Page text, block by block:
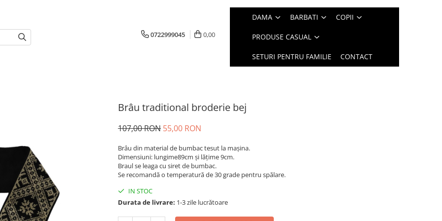
0722999045 0,00
DAMA BARBATI COPII
PRODUSE CASUAL
SETURI PENTRU FAMILIE CONTACT
Brâu traditional broderie bej
107,00 RON 55,00 RON
Brâu din material de bumbac tesut la mașina.
Dimensiuni: lungime89cm și lățime 9cm.
Braul se leaga cu siret de bumbac.
Se recomandă o temperatură de 30 grade pentru spălare.
IN STOC
Durata de livrare: 1-3 zile lucrătoare